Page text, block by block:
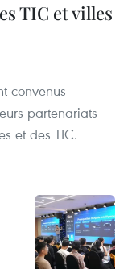
TIC et villes
convenus
partenariats
et des TIC.